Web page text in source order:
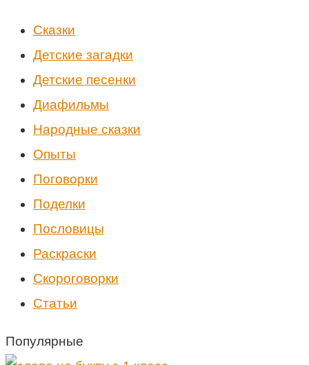
Cказки
Детские загадки
Детские песенки
Диафильмы
Народные сказки
Опыты
Поговорки
Поделки
Пословицы
Раскраски
Скороговорки
Статьи
Популярные